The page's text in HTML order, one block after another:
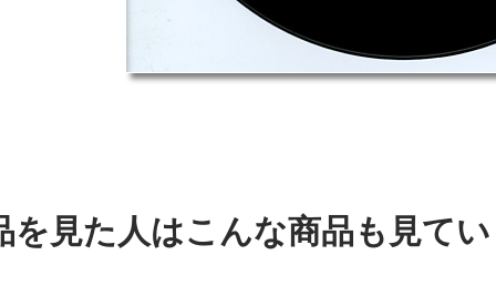
を見た人はこんな商品も見て